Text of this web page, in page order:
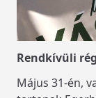
Rendkívüli
Május 31-én,